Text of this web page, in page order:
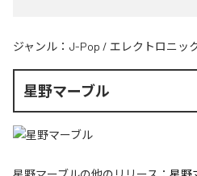
ジャンル： J-Pop / エレクトロニッ
星野マーブル